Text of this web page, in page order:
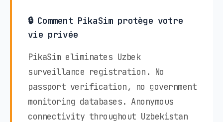
🔒 Comment PikaSim protège votre
vie privée
PikaSim eliminates Uzbek
surveillance registration. No
passport verification, no government
monitoring databases. Anonymous
connectivity throughout Uzbekistan